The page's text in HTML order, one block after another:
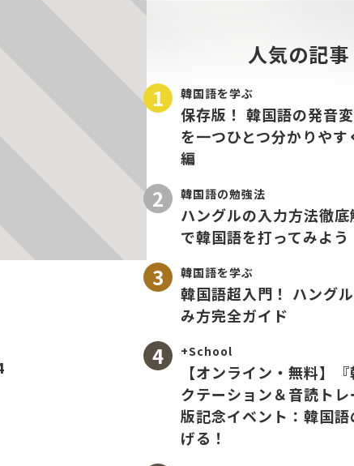
人気の記事
韓国語を学ぶ
保存版！ 韓国語の発音
を一つひとつ分かりやす
編
韓国語の勉強法
ハングルの入力方法徹
で韓国語を打ってみよう
韓国語を学ぶ
韓国語超入門！ ハング
み方完全ガイド
+School
【オンライン・無料】
クテーション＆音読ト
版記念イベント：韓国
げる！